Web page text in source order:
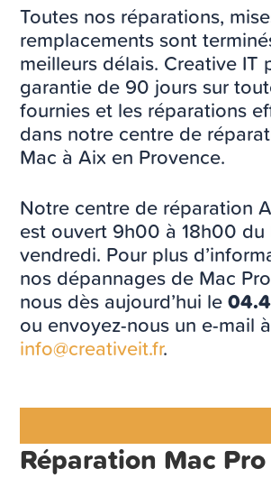
Toutes nos réparations,
remplacements sont
meilleurs délais. Creative IT
garantie de 90 jours sur
fournies et les réparations
dans notre centre de
Mac à Aix en Provence.
Notre centre de réparation
est ouvert 9h00 à 18h00 du
vendredi. Pour plus
nos dépannages de Mac
nous dès aujourd’hui le
ou envoyez-nous un e-mail à
info@creativeit.fr.
Réparation Mac